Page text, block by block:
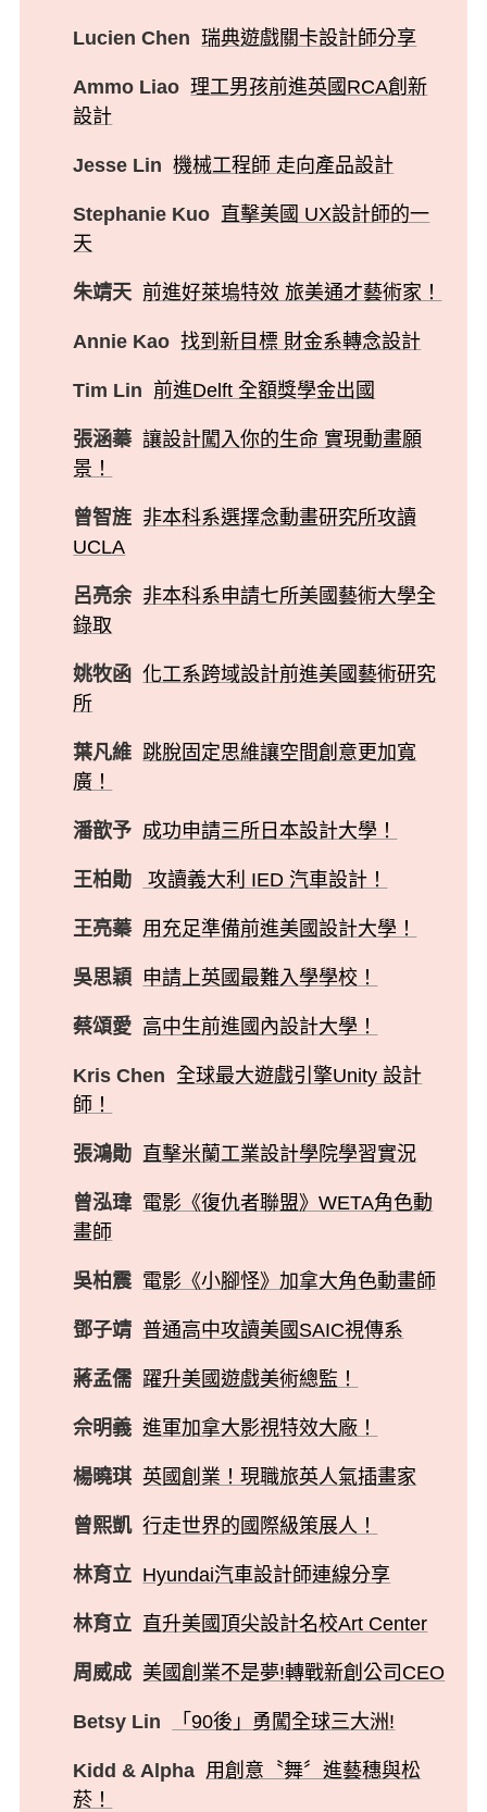
Lucien Chen 瑞典遊戲關卡設計師分享
Ammo Liao 理工男孩前進英國RCA創新
設計
Jesse Lin 機械工程師 走向產品設計
Stephanie Kuo 直擊美國 UX設計師的一
天
朱靖天 前進好萊塢特效 旅美通才藝術家！
Annie Kao 找到新目標 財金系轉念設計
Tim Lin 前進Delft 全額獎學金出國
張涵蓁 讓設計闖入你的生命 實現動畫願
景！
曾智旌 非本科系選擇念動畫研究所攻讀
UCLA
呂亮余 非本科系申請七所美國藝術大學全
錄取
姚牧函 化工系跨域設計前進美國藝術研究
所
葉凡維 跳脫固定思維讓空間創意更加寬
廣！
潘歆予 成功申請三所日本設計大學！
王柏勛 攻讀義大利 IED 汽車設計！
王亮蓁 用充足準備前進美國設計大學！
吳思穎 申請上英國最難入學學校！
蔡頌愛 高中生前進國內設計大學！
Kris Chen 全球最大遊戲引擎Unity 設計
師！
張鴻勛 直擊米蘭工業設計學院學習實況
曾泓瑋 電影《復仇者聯盟》WETA角色動
畫師
吳柏震 電影《小腳怪》加拿大角色動畫師
鄧子靖 普通高中攻讀美國SAIC視傳系
蔣孟儒 躍升美國遊戲美術總監！
佘明義 進軍加拿大影視特效大廠！
楊曉琪 英國創業！現職旅英人氣插畫家
曾熙凱 行走世界的國際級策展人！
林育立 Hyundai汽車設計師連線分享
林育立 直升美國頂尖設計名校Art Center
周威成 美國創業不是夢!轉戰新創公司CEO
Betsy Lin 「90後」勇闖全球三大洲!
Kidd & Alpha 用創意〝舞〞進藝穗與松
菸！